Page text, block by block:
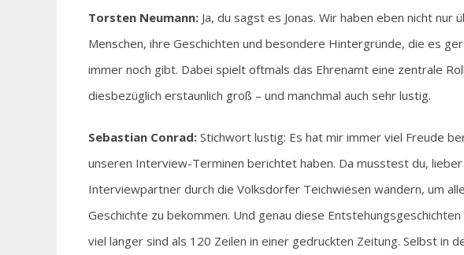
Torsten Neumann: Ja, du sagst es Jonas. Wir haben eben nicht
Menschen, ihre Geschichten und besondere Hintergründe, die es
immer noch gibt. Dabei spielt oftmals das Ehrenamt eine zentrale
diesbezüglich erstaunlich groß – und manchmal auch sehr lustig.
Sebastian Conrad: Stichwort lustig: Es hat mir immer viel Freude
unseren Interview-Terminen berichtet haben. Da musstest du,
Interviewpartner durch die Volksdorfer Teichwiesen wandern, um
Geschichte zu bekommen. Und genau diese
viel länger sind als 120 Zeilen in einer gedruckten Zeitung. Selbst in